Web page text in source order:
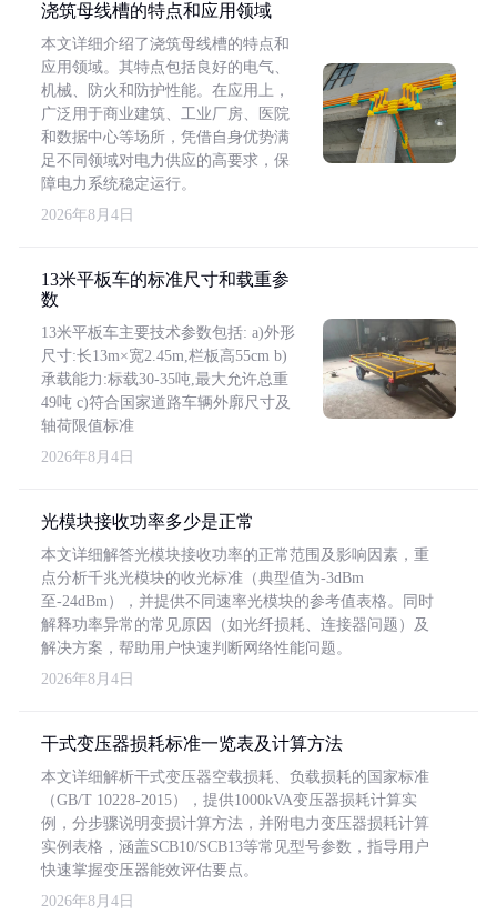
浇筑母线槽的特点和应用领域
本文详细介绍了浇筑母线槽的特点和
应用领域。其特点包括良好的电气、
机械、防火和防护性能。在应用上，
广泛用于商业建筑、工业厂房、医院
和数据中心等场所，凭借自身优势满
足不同领域对电力供应的高要求，保
障电力系统稳定运行。
2026年8月4日
13米平板车的标准尺寸和载重参
数
13米平板车主要技术参数包括: a)外形
尺寸:长13m×宽2.45m,栏板高55cm b)
承载能力:标载30-35吨,最大允许总重
49吨 c)符合国家道路车辆外廓尺寸及
轴荷限值标准
2026年8月4日
光模块接收功率多少是正常
本文详细解答光模块接收功率的正常范围及影响因素，重
点分析千兆光模块的收光标准（典型值为-3dBm
至-24dBm），并提供不同速率光模块的参考值表格。同时
解释功率异常的常见原因（如光纤损耗、连接器问题）及
解决方案，帮助用户快速判断网络性能问题。
2026年8月4日
干式变压器损耗标准一览表及计算方法
本文详细解析干式变压器空载损耗、负载损耗的国家标准
（GB/T 10228-2015），提供1000kVA变压器损耗计算实
例，分步骤说明变损计算方法，并附电力变压器损耗计算
实例表格，涵盖SCB10/SCB13等常见型号参数，指导用户
快速掌握变压器能效评估要点。
2026年8月4日